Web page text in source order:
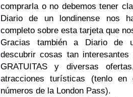
comprarla o no debemos tener
Diario de un londinense nos
completo sobre esta tarjeta que
Gracias también a Diario de
descubrir cosas tan
GRATUITAS y diversas
atracciones turísticas (tenlo en
números de la London Pass).